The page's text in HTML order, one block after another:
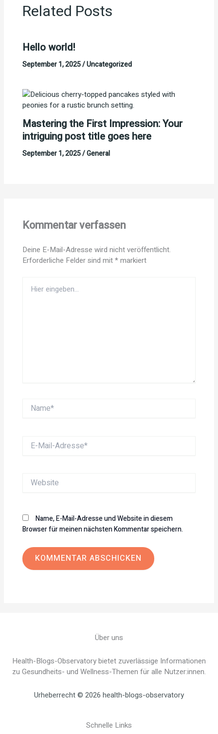
Related Posts
Hello world!
September 1, 2025/Uncategorized
Mastering the First Impression: Your
intriguing post title goes here
September 1, 2025/General
Kommentar verfassen
Deine E-Mail-Adresse wird nicht veröffentlicht.
Erforderliche Felder sind mit*markiert
eingeben…
Name*
Mail-
Website
Name, E-Mail-Adresse und Website in diesem
Browser für meinen nächsten Kommentar speichern.
Über uns
Health-Blogs-Observatory bietet zuverlässige Informationen
zu Gesundheits- und Wellness-Themen für alle Nutzer:innen.
Urheberrecht © 2026 health-blogs-observatory
Schnelle Links